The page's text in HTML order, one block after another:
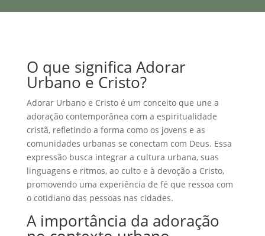
O que significa Adorar
Urbano e Cristo?
Adorar Urbano e Cristo é um conceito que une a
adoração contemporânea com a espiritualidade
cristã, refletindo a forma como os jovens e as
comunidades urbanas se conectam com Deus. Essa
expressão busca integrar a cultura urbana, suas
linguagens e ritmos, ao culto e à devoção a Cristo,
promovendo uma experiência de fé que ressoa com
o cotidiano das pessoas nas cidades.
A importância da adoração